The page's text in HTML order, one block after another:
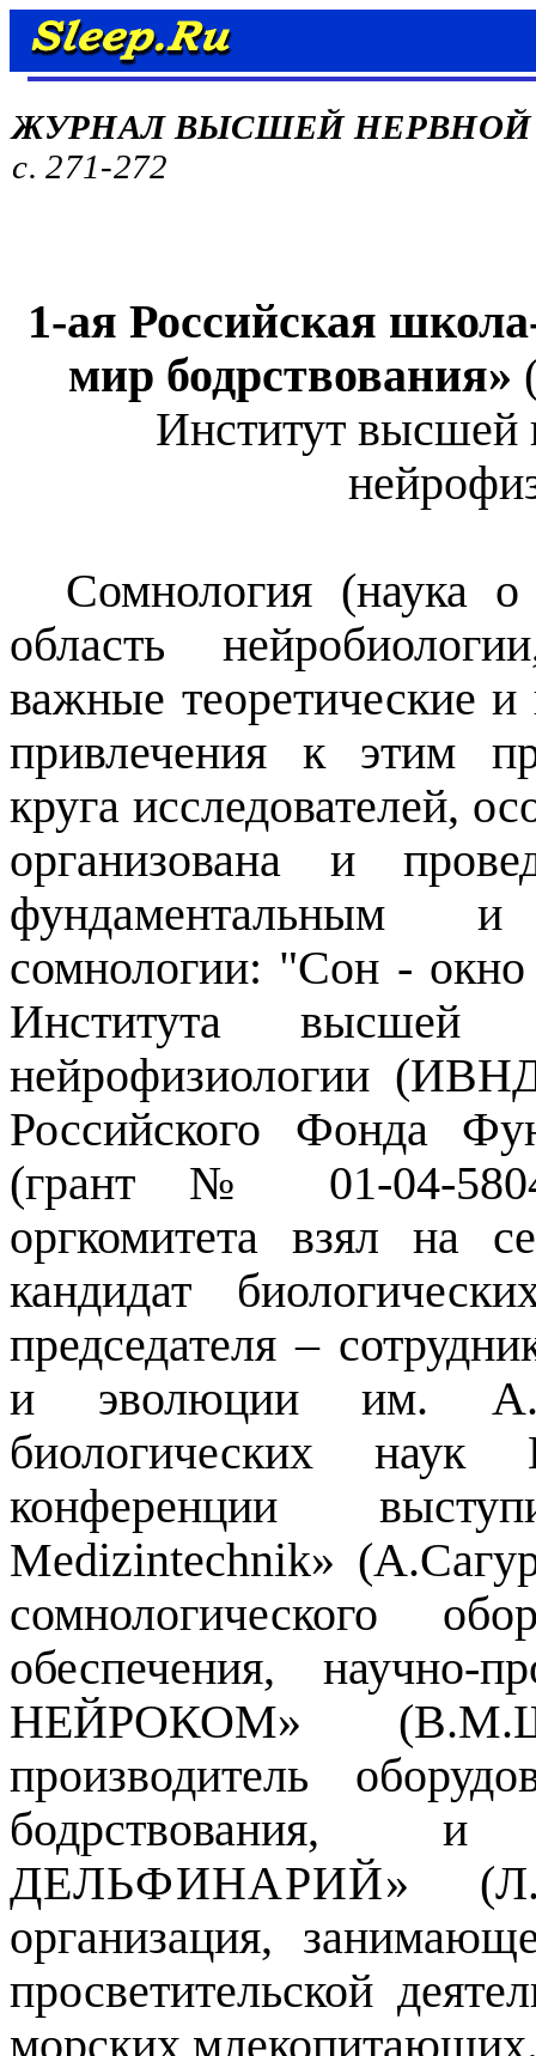
ЖУРНАЛ ВЫСШЕЙ НЕРВНОЙ
с. 271-272
1-ая Российская
мир бодрствования»
Институт высшей
Сомнология (наука
область
важные теоретические
привлечения к этим
круга исследователей,
организована и
фундаментальным
сомнологии: "Сон - окно
Института высшей
нейрофизиологии
Российского Фонда
(грант № 01-04-
оргкомитета взял
кандидат
председателя –
и эволюции им.
биологических наук
конференции
Medizintechnik»
сомнологического
обеспечения, научно-
НЕЙРОКОМ»
производитель
ДЕЛЬФИНАРИЙ»
организация,
просветительской
морских